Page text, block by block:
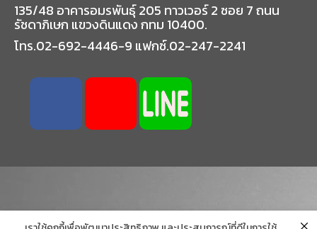
135/48 อาคารอมรพันธุ์ 205 ทาวเวอร์ 2 ซอย 7 ถนน
รัชดาภิเษก แขวงดินแดง กทม 10400.
โทร.02-692-4446-9 แฟกซ์.02-247-2241